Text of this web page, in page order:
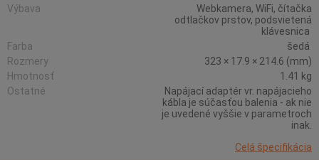
Výbava
Webkamera, WiFi, čítačka
odtlačkov prstov, podsvietená
klávesnica
Farba
šedá
Rozmery
323 × 17.9 × 214.6 (mm)
Hmotnosť
1.41 kg
Ostatné
Napájací adaptér vr. napájacieho
kábla je súčasťou balenia - ak nie
je uvedené vyššie v parametroch
inak.
Celá špecifikácia